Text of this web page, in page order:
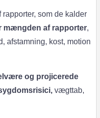
som de kalder
mængden af ​​rapporter,
afstamning, kost, motion
og projicerede
vægttab,